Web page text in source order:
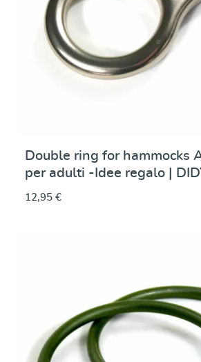
Double ring for hammocks
per adulti -Idee regalo |
12,95 €